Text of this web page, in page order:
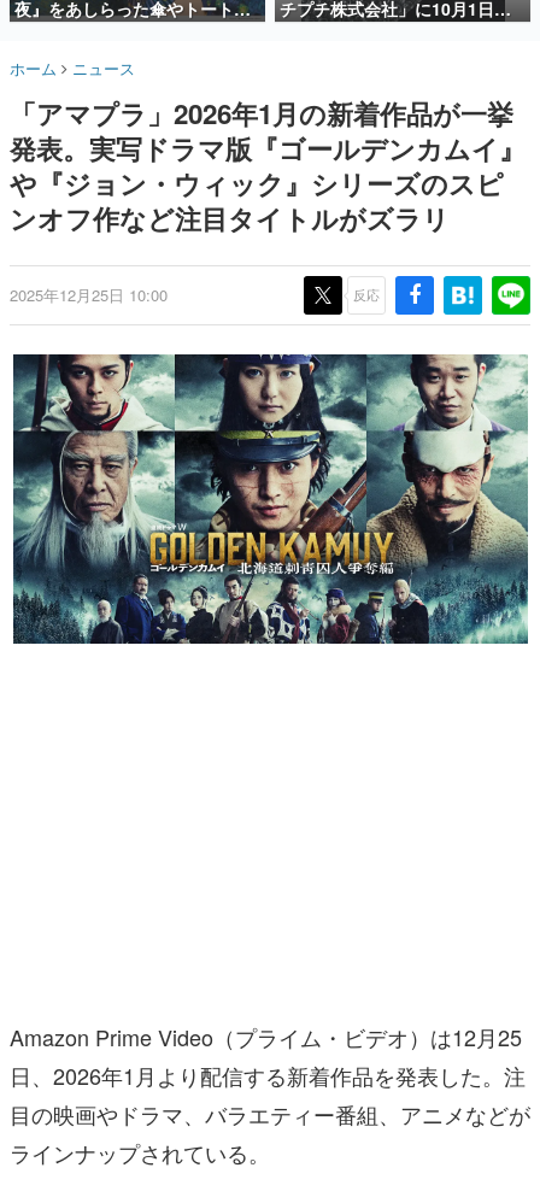
の姿を追い、彼らのルーツと情熱を探っていきます。
ゲームに多大な影響を受けた作家さんに取材し、ゲームが
日本のコンテンツ産業やカルチャーに与えた影響を探る企
画です。
日本モバイルゲーム産業史
日本のモバイルゲーム史における主要なトピック・タイト
ルを網羅するほか、開発者へのインタビューや識者による
解説を掲載。約20年の歴史が一望できる決定版！
『うつヌケ』『ペンと箸』等で知られるマンガ家・田中圭
一先生によるゲーム業界レポートマンガです。
なんでゲームは面白い？
ゲーム開発者・hamatsu氏がゲームの魅力を画面や操作の
具体的な形から解き明かしていく、硬派で骨太な評論連載
です。
ゲームが変えた日本語
「経験値」「裏技」「ラスボス」… ゲームにまつわる言葉
の起源や用法の変遷を、コンピューター文化史研究家・タ
イニーP氏が徹底調査。
カテゴリ
特集記事
夜』をあしらった傘やトートバ
ッグなどが登場。8月7日21時よ
チプチ株式会社」に10月1日よ
り社名変更へ。創業58年で初め
ホーム ニュース
「アマプラ」2026年1月の新着作品が一挙
発表。実写ドラマ版『ゴールデンカムイ』
や『ジョン・ウィック』シリーズのスピ
ンオフ作など注目タイトルがズラリ
2025年12月25日 10:00 反応
Amazon Prime Video（プライム・ビデオ）は12月25
日、2026年1月より配信する新着作品を発表した。注
目の映画やドラマ、バラエティー番組、アニメなどが
ラインナップされている。